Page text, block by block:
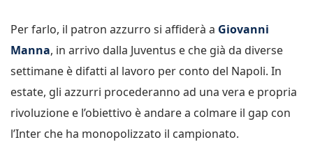
Per farlo, il patron azzurro si affiderà a Giovanni
Manna, in arrivo dalla Juventus e che già da diverse
settimane è difatti al lavoro per conto del Napoli. In
estate, gli azzurri procederanno ad una vera e propria
rivoluzione e l’obiettivo è andare a colmare il gap con
l’Inter che ha monopolizzato il campionato.